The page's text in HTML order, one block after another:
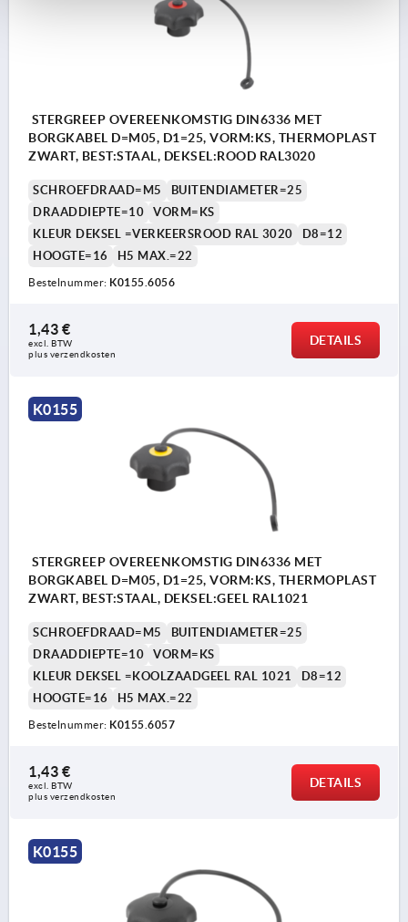
STERGREEP OVEREENKOMSTIG DIN6336 MET
BORGKABEL D=M05, D1=25, VORM:KS, THERMOPLAST
ZWART, BEST:STAAL, DEKSEL:ROOD RAL3020
SCHROEFDRAAD=M5
BUITENDIAMETER=25
DRAADDIEPTE=10
VORM=KS
KLEUR DEKSEL =VERKEERSROOD RAL 3020
D8=12
HOOGTE=16
H5 MAX.=22
Bestelnummer: K0155.6056
1,43 €
excl. BTW
plus verzendkosten
DETAILS
K0155
STERGREEP OVEREENKOMSTIG DIN6336 MET
BORGKABEL D=M05, D1=25, VORM:KS, THERMOPLAST
ZWART, BEST:STAAL, DEKSEL:GEEL RAL1021
SCHROEFDRAAD=M5
BUITENDIAMETER=25
DRAADDIEPTE=10
VORM=KS
KLEUR DEKSEL =KOOLZAADGEEL RAL 1021
D8=12
HOOGTE=16
H5 MAX.=22
Bestelnummer: K0155.6057
1,43 €
excl. BTW
plus verzendkosten
DETAILS
K0155